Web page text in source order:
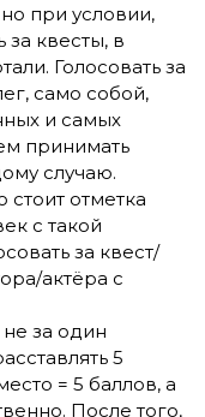
при условии,
за квесты, в
Голосовать за
само собой,
и самых
принимать
случаю.
стоит отметка
с такой
за квест/
актёра с
не за один
5
= 5 баллов, а
После того,